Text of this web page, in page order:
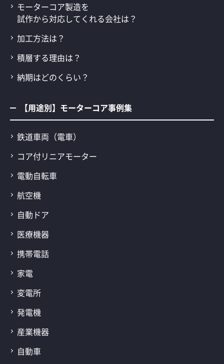
モーターコア製造を
試作から対応してくれる会社は？
加工方法は？
積層する理由は？
納期はどのくらい？
【用途別】モーターコア事例集
鉄道車両（電車）
コア付リニアモーター
電動自転車
航空機
自動ドア
医療機器
携帯電話
家電
変電所
発電機
産業機器
自動車